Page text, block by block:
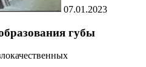
07.01.2023
губы